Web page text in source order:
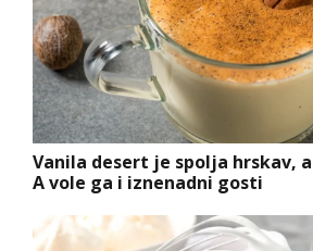
Vanila desert je spolja hrskav,
A vole ga i iznenadni gosti